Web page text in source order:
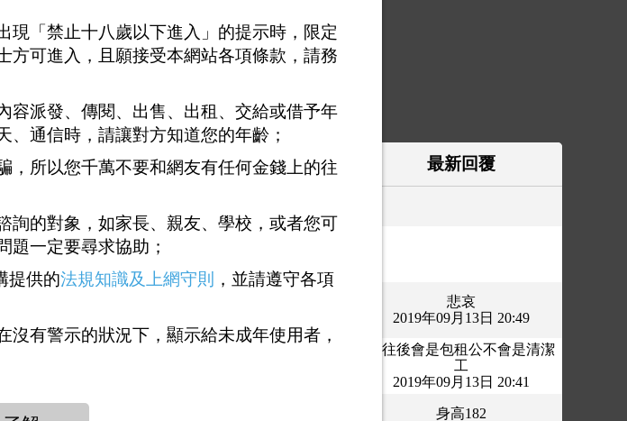
激情文學館
回
覆
人
氣
作者 最新回覆
會不會太好
2019年09月13日 20:56
0
2019年09月13日 20:53
～
2019年09月13日 03:40
悲哀
2019年09月13日 20:49
我往後會是包租公不會是清潔
工
2019年09月13日 20:41
您花不起的？
身高182
現「禁止十八歲以下進入」的提示時，限定
方可進入，且願接受本網站各項條款，請務
容派發、傳閱、出售、出租、交給或借予年
通信時，請讓對方知道您的年齡；
，所以您千萬不要和網友有任何金錢上的往
詢的對象，如家長、親友、學校，或者您可
題一定要尋求協助；
提供的法規知識及上網守則
，並請遵守各項
有警示的狀況下，顯示給未成年使用者，